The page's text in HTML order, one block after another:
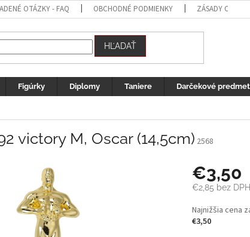
OTÁZKY - FAQ OBCHODNÉ PODMIENKY ZÁSADY
HĽADAŤ
Figúrky Diplomy Taniere Darčekové
victory M, Oscar (14,5cm) 2568
€3,50
€2,85 bez DPH
Jednotková
cena:
Najnižšia cena
€3,50